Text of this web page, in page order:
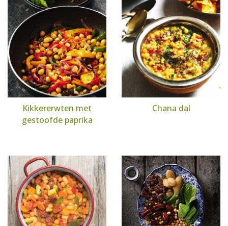
Kikkererwten met
gestoofde paprika
Chana dal